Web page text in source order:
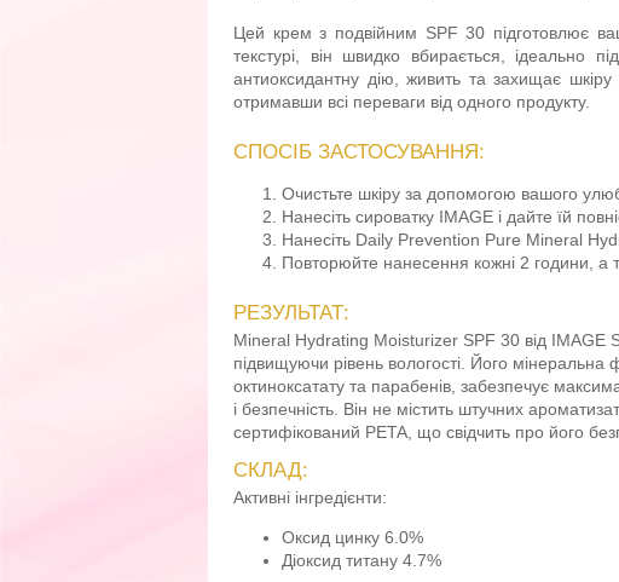
Цей крем з подвійним SPF 30 підготовлює
текстурі, він швидко вбирається, ідеально
антиоксидантну дію, живить та захищає
отримавши всі переваги від одного продукту.
СПОСІБ ЗАСТОСУВАННЯ:
Очистьте шкіру за допомогою вашого
Нанесіть сироватку IMAGE і дайте їй
Нанесіть Daily Prevention Pure Mineral
Повторюйте нанесення кожні 2 години, а
РЕЗУЛЬТАТ:
Mineral Hydrating Moisturizer SPF 30 від IMAGE
підвищуючи рівень вологості. Його
октиноксатату та парабенів, забезпечує
і безпечність. Він не містить штучних
сертифікований PETA, що свідчить про його
СКЛАД:
Активні інгредієнти:
Оксид цинку 6.0%
Діоксид титану 4.7%